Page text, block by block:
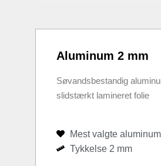
Aluminum 2 mm
Søvandsbestandig
slidstærkt lamineret folie
Mest valgte
Tykkelse 2 mm